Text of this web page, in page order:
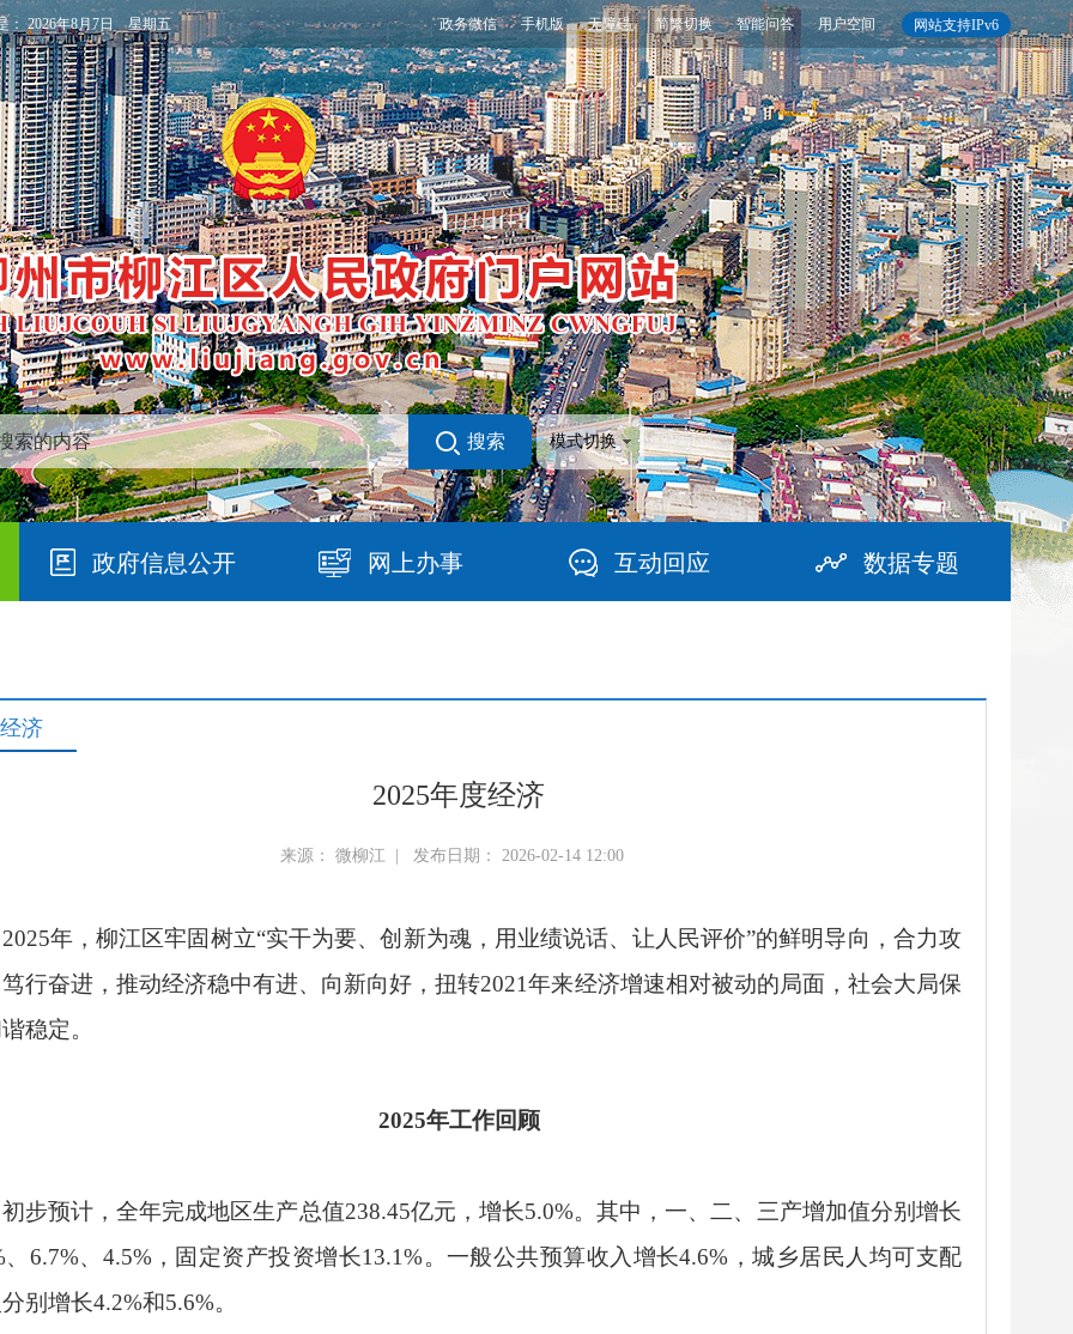
网站支持IPv6
政务微信 手机版 无障碍 简繁切换 智能问答 用户空间
：2026年8月7日 星期五
搜索 模式切换
政府信息公开 网上办事 互动回应 数据专题
济
2025年度经济
来源： 微柳江 | 发布日期： 2026-02-14 12:00
2025年，柳江区牢固树立“实干为要、创新为魂，用业绩说话、让人民评价”的鲜明导向，合力攻
行奋进，推动经济稳中有进、向新向好，扭转2021年来经济增速相对被动的局面，社会大局保
稳定。
2025年工作回顾
初步预计，全年完成地区生产总值238.45亿元，增长5.0%。其中，一、二、三产增加值分别增长
、6.7%、4.5%，固定资产投资增长13.1%。一般公共预算收入增长4.6%，城乡居民人均可支配
别增长4.2%和5.6%。